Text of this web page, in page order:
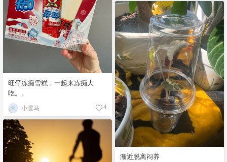
旺仔冻痴雪糕，一起来冻痴大
吃。。
小濡马 4
渐近脱离闷养